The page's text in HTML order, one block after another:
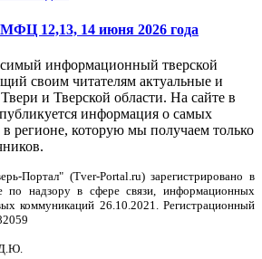
12,13, 14 июня 2026 года
информационный тверской
своим читателям актуальные и
и Тверской области. На сайте в
информация о самых
регионе, которую мы получаем только
Портал" (Tver-Portal.ru) зарегистрировано в
по надзору в сфере связи, информационных
коммуникаций 26.10.2021. Регистрационный